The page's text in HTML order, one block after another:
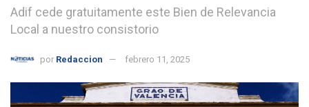
Adif cede gratuitamente este Bien de Relevancia
Local a nuestro consistorio
por Redaccion febrero 11, 2025